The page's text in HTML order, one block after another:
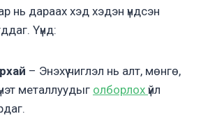
нь дараах хэд хэдэн үндсэн
Үүнд:
– Энэхүү чиглэл нь алт, мөнгө,
металлуудыг олборлох үйл